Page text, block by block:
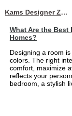
Kams Designer Zone
What Are the Best
Homes?
Designing a room
colors. The right
comfort, maximize
reflects your
bedroom, a stylish